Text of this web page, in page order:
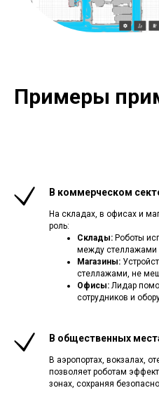
Примеры
В коммерческом
На складах, в офисах и
роль:
Склады: Роботы
между стеллажами
Магазины:
стеллажами, не
Офисы: Лидар
сотрудников и
В общественных
В аэропортах, вокзалах,
позволяет роботам
зонах, сохраняя